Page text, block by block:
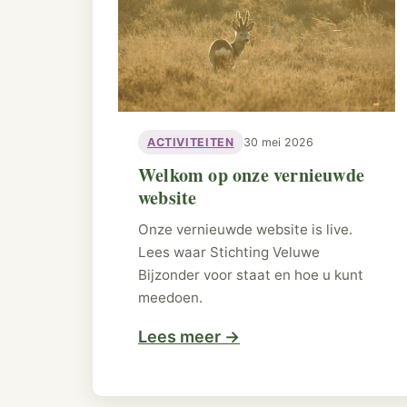
ACTIVITEITEN 30 mei 2026
Welkom op onze vernieuwde
website
Onze vernieuwde website is live.
Lees waar Stichting Veluwe
Bijzonder voor staat en hoe u kunt
meedoen.
Lees meer →